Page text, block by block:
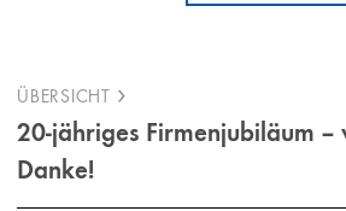
ÜBERSICHT
20-jähriges Firmenjubiläum –
Danke!